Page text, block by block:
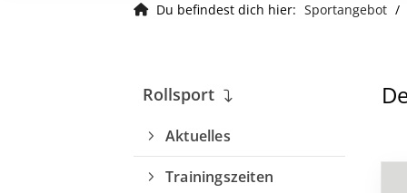
Du befindest dich hier: Sportangebot
Rollsport
Aktuelles
Trainingszeiten